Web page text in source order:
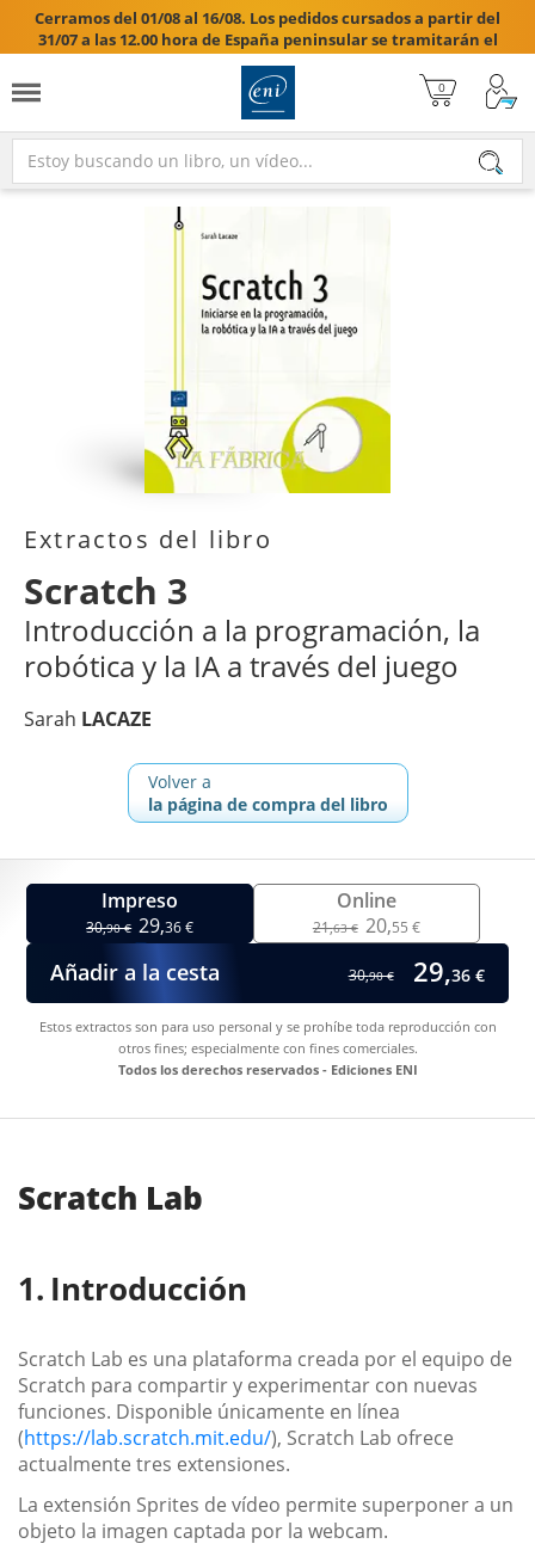
Cerramos del 01/08 al 16/08. Los pedidos cursados a partir del
31/07 a las 12.00 hora de España peninsular se tramitarán el
17/08/2026.

Extractos del libro
Scratch 3
Introducción a la programación, la
robótica y la IA a través del juego
Sarah LACAZE
Volver a
la página de compra del libro
Impreso
30,90 € 29,36 €
Online
21,63 € 20,55 €
Añadir a la cesta 30,90 € 29,36 €
Estos extractos son para uso personal y se prohíbe toda reproducción con
otros fines; especialmente con fines comerciales.
Todos los derechos reservados - Ediciones ENI
Scratch Lab
Introducción
Scratch Lab es una plataforma creada por el equipo de
Scratch para compartir y experimentar con nuevas
funciones. Disponible únicamente en línea
(https://lab.scratch.mit.edu/), Scratch Lab ofrece
actualmente tres extensiones.
La extensión Sprites de vídeo permite superponer a un
objeto la imagen captada por la webcam.